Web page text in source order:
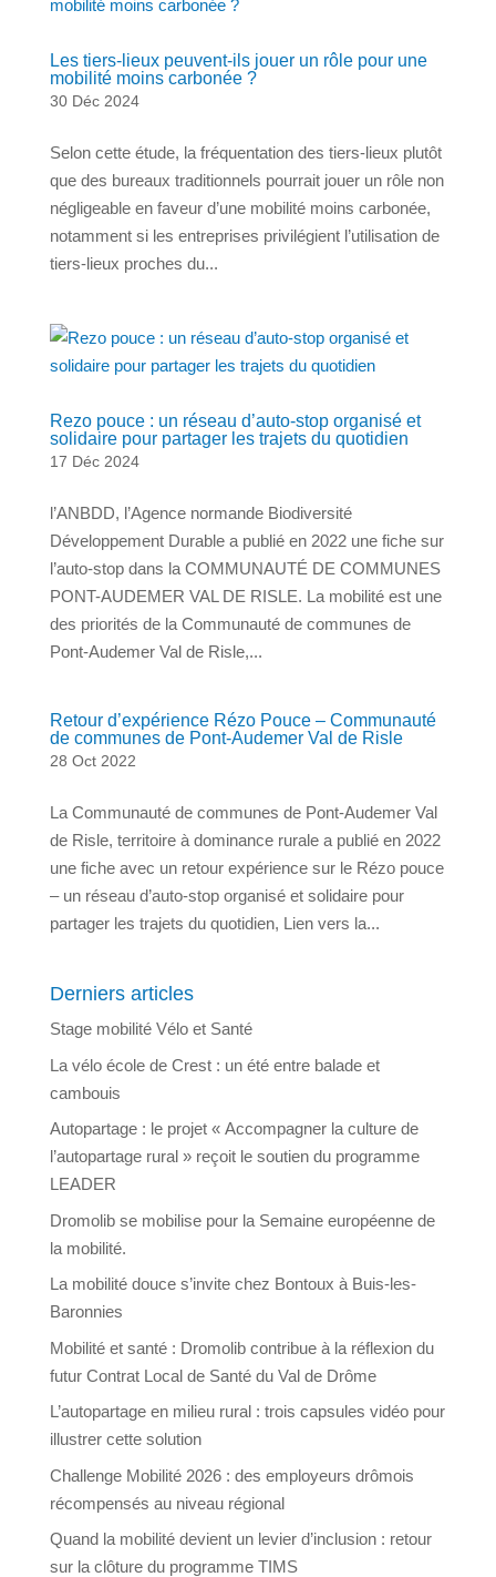
Les tiers-lieux peuvent-ils jouer un rôle pour une
mobilité moins carbonée ?
30 Déc 2024
Selon cette étude, la fréquentation des tiers-lieux plutôt
que des bureaux traditionnels pourrait jouer un rôle non
négligeable en faveur d’une mobilité moins carbonée,
notamment si les entreprises privilégient l’utilisation de
tiers-lieux proches du...
Rezo pouce : un réseau d’auto-stop organisé et
solidaire pour partager les trajets du quotidien
17 Déc 2024
l’ANBDD, l’Agence normande Biodiversité
Développement Durable a publié en 2022 une fiche sur
l’auto-stop dans la COMMUNAUTÉ DE COMMUNES
PONT-AUDEMER VAL DE RISLE. La mobilité est une
des priorités de la Communauté de communes de
Pont-Audemer Val de Risle,...
Retour d’expérience Rézo Pouce – Communauté
de communes de Pont-Audemer Val de Risle
28 Oct 2022
La Communauté de communes de Pont-Audemer Val
de Risle, territoire à dominance rurale a publié en 2022
une fiche avec un retour expérience sur le Rézo pouce
– un réseau d’auto-stop organisé et solidaire pour
partager les trajets du quotidien, Lien vers la...
Derniers articles
Stage mobilité Vélo et Santé
La vélo école de Crest : un été entre balade et
cambouis
Autopartage : le projet « Accompagner la culture de
l’autopartage rural » reçoit le soutien du programme
LEADER
Dromolib se mobilise pour la Semaine européenne de
la mobilité.
La mobilité douce s’invite chez Bontoux à Buis-les-
Baronnies
Mobilité et santé : Dromolib contribue à la réflexion du
futur Contrat Local de Santé du Val de Drôme
L’autopartage en milieu rural : trois capsules vidéo pour
illustrer cette solution
Challenge Mobilité 2026 : des employeurs drômois
récompensés au niveau régional
Quand la mobilité devient un levier d’inclusion : retour
sur la clôture du programme TIMS